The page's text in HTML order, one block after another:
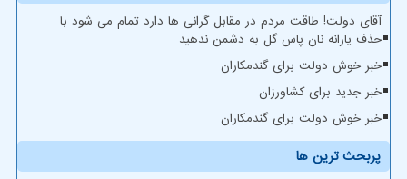
آقای دولت! طاقت مردم در مقابل گرانی ها دارد تمام می شود با
حذف یارانه نان پاس گل به دشمن ندهید
خبر خوش دولت برای گندمکاران
خبر جدید برای کشاورزان
خبر خوش دولت برای گندمکاران
پربحث ترین ها